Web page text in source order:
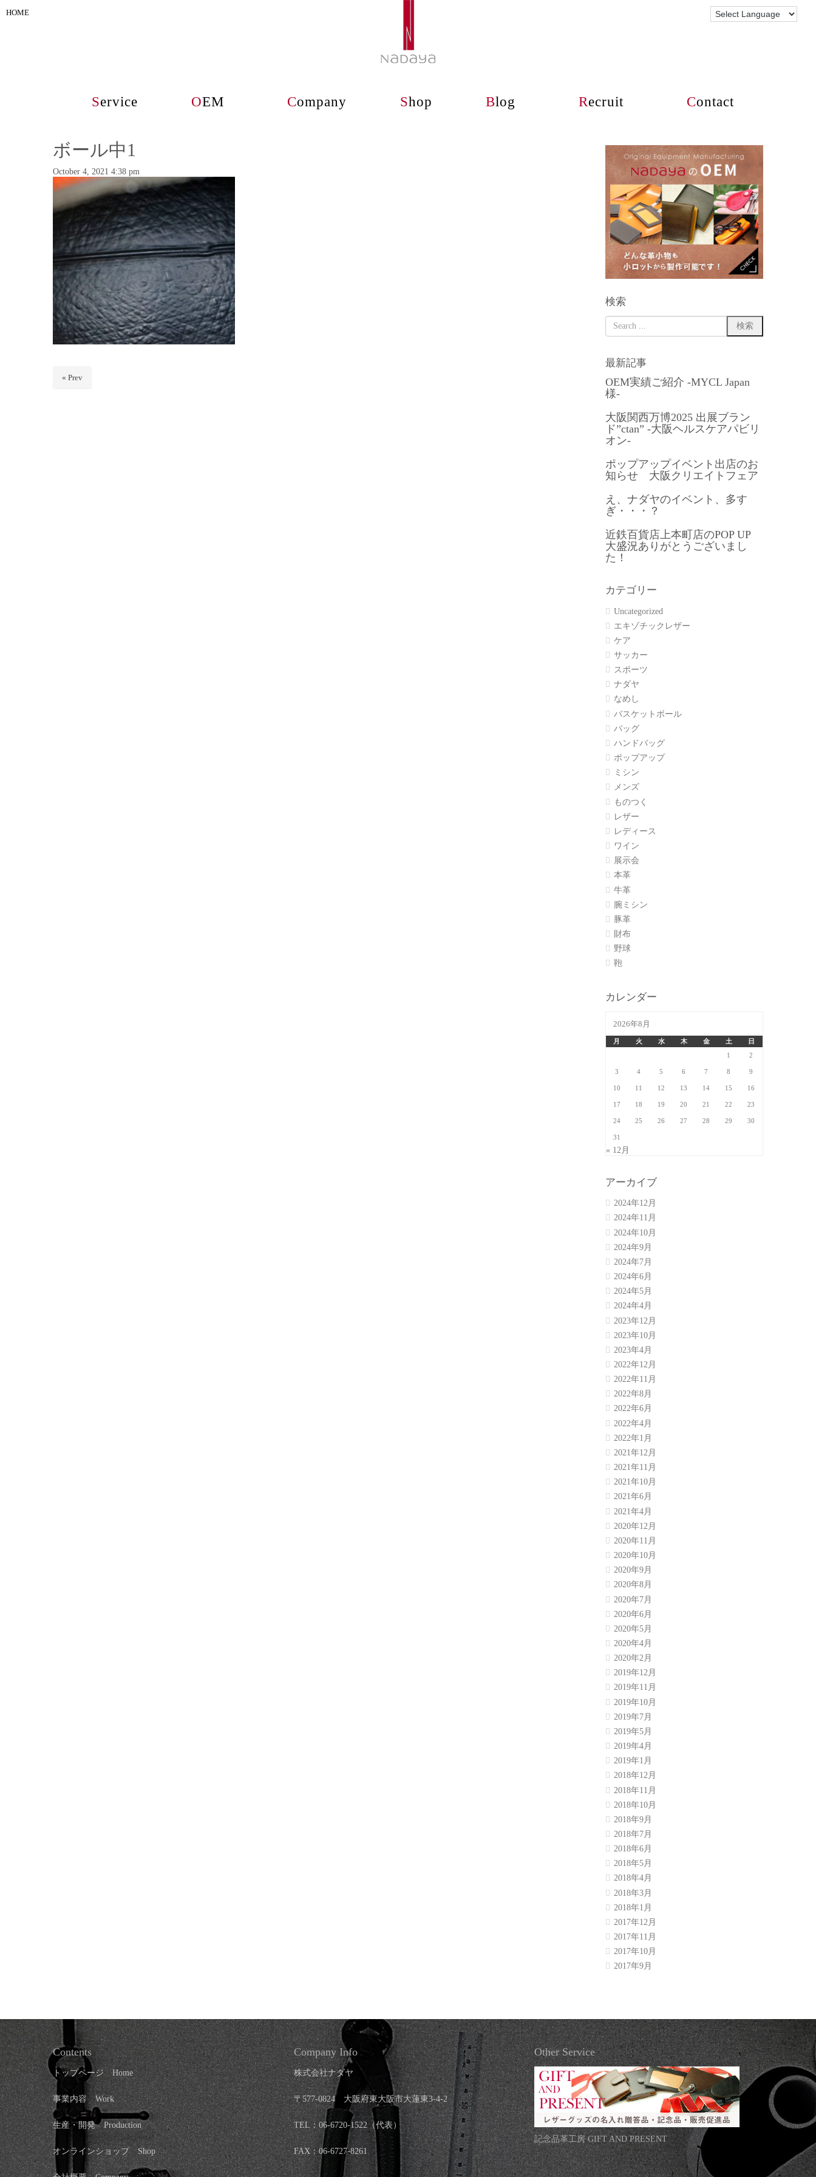
HOME
Service OEM Company Shop Blog Recruit Contact
ボール中1
October 4, 2021 4:38 pm
« Prev
検索
最新記事
OEM実績ご紹介 -MYCL Japan
様-
大阪関西万博2025 出展ブラン
ド”ctan” -大阪ヘルスケアパビリ
オン-
ポップアップイベント出店のお
知らせ 大阪クリエイトフェア
え、ナダヤのイベント、多す
ぎ・・・？
近鉄百貨店上本町店のPOP UP
大盛況ありがとうございまし
た！
カテゴリー
Uncategorized
エキゾチックレザー
ケア
サッカー
スポーツ
ナダヤ
なめし
バスケットボール
バッグ
ハンドバッグ
ポップアップ
ミシン
メンズ
ものつく
レザー
レディース
ワイン
展示会
本革
牛革
腕ミシン
豚革
財布
野球
鞄
カレンダー
2026年8月
月 火 水 木 金 土
日
1
2
3 4 5 6 7 8 9
10 11 12 13 14 15 16
17 18 19 20 21 22 23
24 25 26 27 28 29 30
31
« 12月
アーカイブ
2024年12月
2024年11月
2024年10月
2024年9月
2024年7月
2024年6月
2024年5月
2024年4月
2023年12月
2023年10月
2023年4月
2022年12月
2022年11月
2022年8月
2022年6月
2022年4月
2022年1月
2021年12月
2021年11月
2021年10月
2021年6月
2021年4月
2020年12月
2020年11月
2020年10月
2020年9月
2020年8月
2020年7月
2020年6月
2020年5月
2020年4月
2020年2月
2019年12月
2019年11月
2019年10月
2019年7月
2019年5月
2019年4月
2019年1月
2018年12月
2018年11月
2018年10月
2018年9月
2018年7月
2018年6月
2018年5月
2018年4月
2018年3月
2018年1月
2017年12月
2017年11月
2017年10月
2017年9月
Contents
トップページHome
事業内容 Work
生産・開発 Production
オンラインショップShop
Company Info
株式会社ナダヤ
〒577-0824 大阪府東大阪市大蓮東3-4-2
TEL：06-6720-1522（代表）
FAX：06-6727-8261
Other Service
記念品革工房 GIFT AND PRESENT